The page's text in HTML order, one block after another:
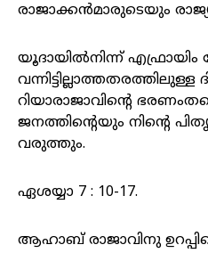
രാജാക്കന്‍മാരുടെയും
യൂദായില്‍നിന്ന്‌ എഫ്രായിം
റിയാരാജാവിന്റെ
ജനത്തിന്റെയും നിന്റെ
വരുത്തും.
ഏശയ്യാ 7 : 10-17.
ആഹാബ് രാജാവിനു